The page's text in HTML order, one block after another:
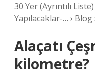
30 Yer (Ayrıntılı
Yapılacaklar-… ›
Alaçatı
kilometre?